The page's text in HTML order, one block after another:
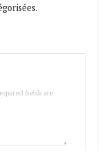
fields are